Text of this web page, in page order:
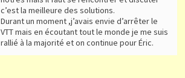
c’est la meilleure des solutions.
Durant un moment ,j’avais envie d’arrêter le
VTT mais en écoutant tout le monde je me suis
rallié à la majorité et on continue pour Éric.